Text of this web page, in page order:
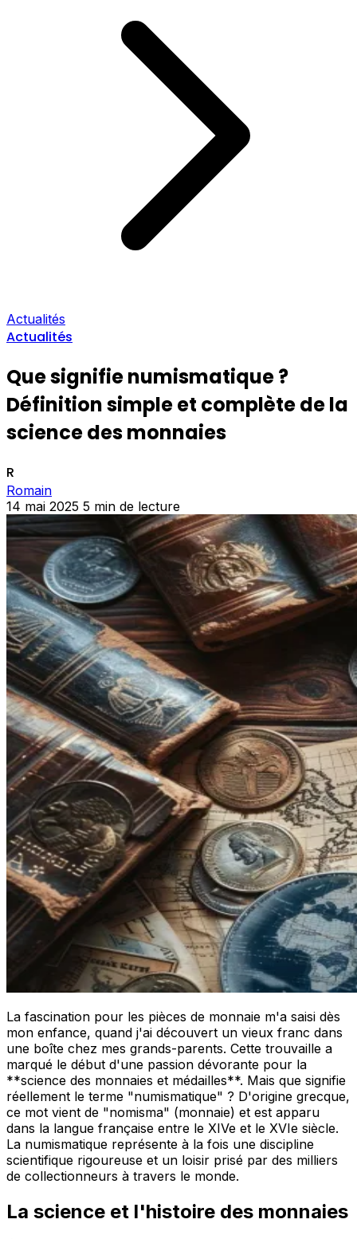
Actualités
Actualités
Que signifie numismatique ?
Définition simple et complète de la
science des monnaies
R
Romain
14 mai 2025 5 min de lecture
La fascination pour les pièces de monnaie m'a saisi dès
mon enfance, quand j'ai découvert un vieux franc dans
une boîte chez mes grands-parents. Cette trouvaille a
marqué le début d'une passion dévorante pour la
**science des monnaies et médailles**. Mais que signifie
réellement le terme "numismatique" ? D'origine grecque,
ce mot vient de "nomisma" (monnaie) et est apparu
dans la langue française entre le XIVe et le XVIe siècle.
La numismatique représente à la fois une discipline
scientifique rigoureuse et un loisir prisé par des milliers
de collectionneurs à travers le monde.
La science et l'histoire des monnaies